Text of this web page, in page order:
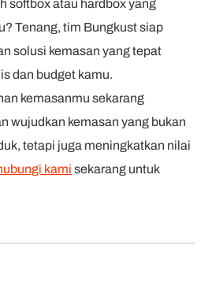
softbox atau hardbox yang
Tenang, tim Bungkust siap
solusi kemasan yang tepat
dan budget kamu.
kemasanmu sekarang
wujudkan kemasan yang bukan
tetapi juga meningkatkan nilai
kami sekarang untuk